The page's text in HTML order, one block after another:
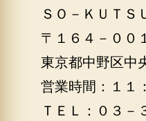
ＳＯ－ＫＵＴＳ
〒１６４－００
東京都中野区中
営業時間：１１
ＴＥＬ：０３－